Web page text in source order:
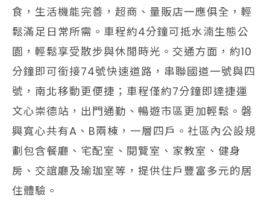
食，生活機能完善，超商、量販店一應俱全，輕
鬆滿足日常所需。車程約4分鐘可抵水湳生態公
園，輕鬆享受散步與休閒時光。交通方面，約10
分鐘即可銜接74號快速道路，串聯國道一號與四
號，南北移動更便捷；車程僅約7分鐘即達捷運
文心崇德站，出門通勤、暢遊市區更加輕鬆。磐
興寬心共有A、B兩棟，一層四戶。社區內公設規
劃包含餐廳、宅配室、閱覽室、家教室、健身
房、交誼廳及瑜珈室等，提供住戶豐富多元的居
住體驗。